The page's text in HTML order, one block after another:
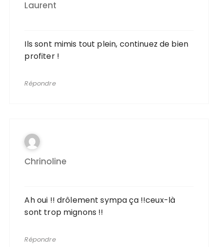
Laurent
Ils sont mimis tout plein, continuez de bien
profiter !
Répondre
Chrinoline
Ah oui !! drôlement sympa ça !!ceux-là
sont trop mignons !!
Répondre